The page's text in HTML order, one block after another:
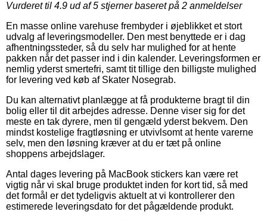
Vurderet til 4.9 ud af 5 stjerner baseret på 2 anmeldelser
En masse online varehuse frembyder i øjeblikket et stort
udvalg af leveringsmodeller. Den mest benyttede er i dag
afhentningssteder, så du selv har mulighed for at hente
pakken når det passer ind i din kalender. Leveringsformen er
nemlig yderst smertefri, samt tit tillige den billigste mulighed
for levering ved køb af Skater Nosegrab.
Du kan alternativt planlægge at få produkterne bragt til din
bolig eller til dit arbejdes adresse. Denne viser sig for det
meste en tak dyrere, men til gengæld yderst bekvem. Den
mindst kostelige fragtløsning er utvivlsomt at hente varerne
selv, men den løsning kræver at du er tæt på online
shoppens arbejdslager.
Antal dages levering på MacBook stickers kan være ret
vigtig når vi skal bruge produktet inden for kort tid, så med
det formål er det tydeligvis aktuelt at vi kontrollerer den
estimerede leveringsdato for det pågældende produkt.